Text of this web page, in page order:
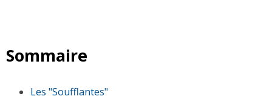
Sommaire
Les "Soufflantes"